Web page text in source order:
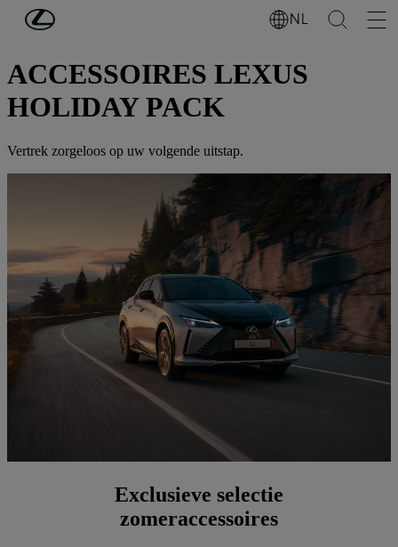
Ga naar de hoofdinhoud NL
EIGENAARS
ACCESSOIRES LEXUS
HOLIDAY PACK
Vertrek zorgeloos op uw volgende uitstap.
Exclusieve selectie
zomeraccessoires